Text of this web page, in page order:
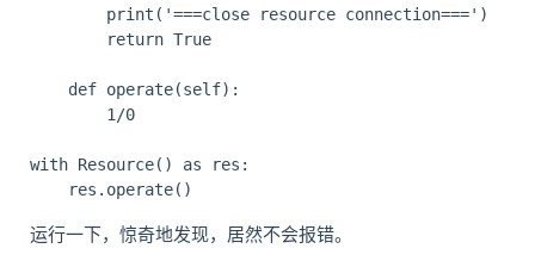
        print('===close resource connection===')
        return True
    def operate(self):
        1/0
with Resource() as res:
运行一下，惊奇地发现，居然不会报错。